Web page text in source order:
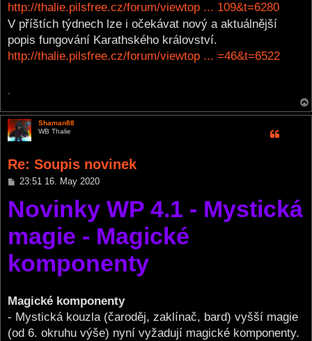
http://thalie.pilsfree.cz/forum/viewtop ... 109&t=6280
V příštích týdnech lze i očekávat nový a aktuálnější
popis fungování Karathského království.
http://thalie.pilsfree.cz/forum/viewtop ... =46&t=6522
Shaman88
WB Thalie
Re: Soupis novinek
P
s
t
23:51 16. May 2020
Novinky WP 4.1 - Mystická
magie - Magické
komponenty
Magické komponenty
- Mystická kouzla (čaroděj, zaklínač, bard) vyšší magie
(od 6. okruhu výše) nyní vyžadují magické komponenty.